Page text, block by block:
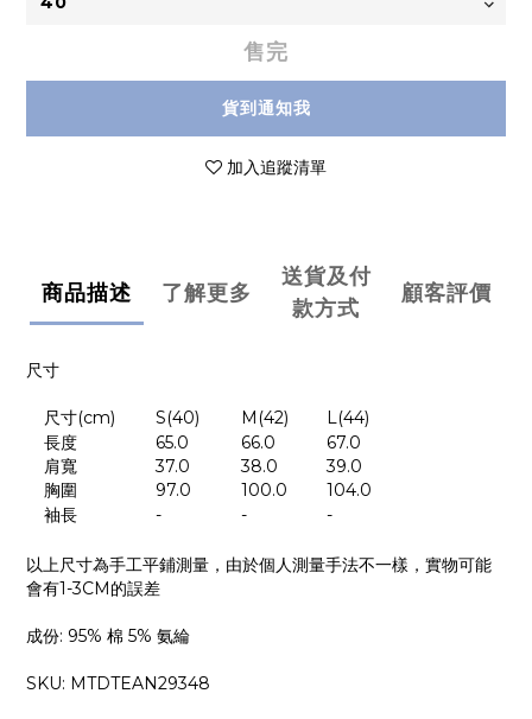
售完
貨到通知我
加入追蹤清單
商品描述 了解更多
送貨及付
款方式
顧客評價
尺寸
尺寸(cm) S(40) M(42)
L(44)
長度
肩寬
65.0
37.0
66.0
38.0
67.0
39.0
胸圍
97.0 100.0
104.0
袖長
- - -
以上尺寸為手工平鋪測量，由於個人測量手法不一樣，實物可能
會有1-3CM 的誤差
成份: 95% 棉 5% 氨綸
SKU: MTDTEAN29348